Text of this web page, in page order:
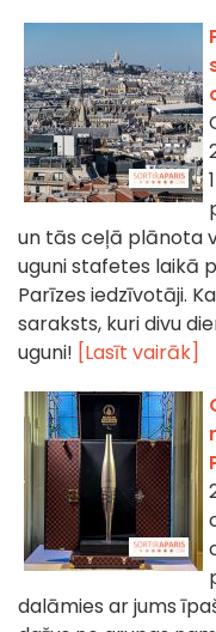
un tās ceļā plānota
uguni stafetes laikā
Parīzes iedzīvotāji.
saraksts, kuri divu
uguni! [Lasīt vairāk]
dalāmies ar jums